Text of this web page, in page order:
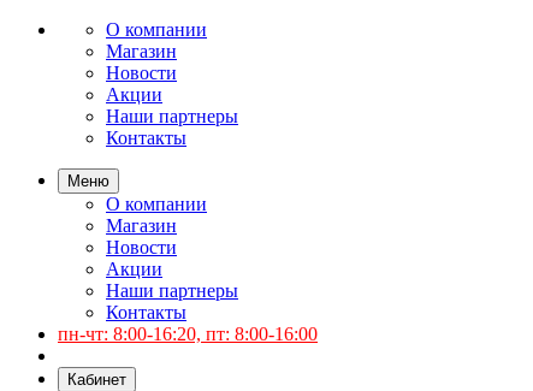
О компании
Магазин
Новости
Акции
Наши партнеры
Контакты
Меню
О компании
Магазин
Новости
Акции
Наши партнеры
Контакты
пн-чт: 8:00-16:20, пт: 8:00-16:00
Кабинет